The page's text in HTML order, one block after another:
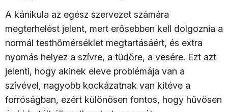
A kánikula az egész szervezet számára
megterhelést jelent, mert erősebben kell dolgoznia a
normál testhőmérséklet megtartásáért, és extra
nyomás helyez a szívre, a tüdőre, a vesére. Ezt azt
jelenti, hogy akinek eleve problémája van a
szívével, nagyobb kockázatnak van kitéve a
forróságban, ezért különösen fontos, hogy hűvösen